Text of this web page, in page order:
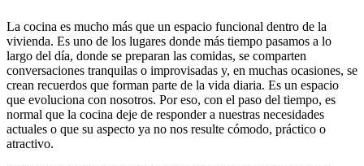
La cocina es mucho más que un espacio funcional dentro de la
vivienda. Es uno de los lugares donde más tiempo pasamos a lo
largo del día, donde se preparan las comidas, se comparten
conversaciones tranquilas o improvisadas y, en muchas ocasiones, se
crean recuerdos que forman parte de la vida diaria. Es un espacio
que evoluciona con nosotros. Por eso, con el paso del tiempo, es
normal que la cocina deje de responder a nuestras necesidades
actuales o que su aspecto ya no nos resulte cómodo, práctico o
atractivo.